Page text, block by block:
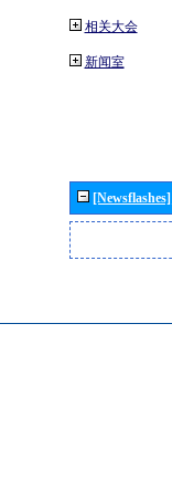
相关大会
新闻室
[Newsflashes]